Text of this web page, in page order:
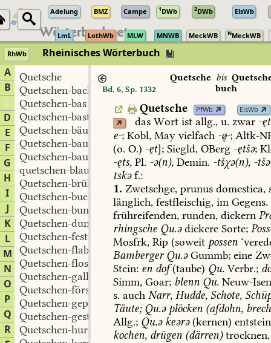
Adelung BMZ Campe 1DWb 2DWb ElsWb
LmL LothWb MLW MNWB MeckWB NMeckWB
RhWb
Rheinisches Wörterbuch
A
B
C
D
E
F
G
H
I
J
K
L
M
N
O
P
Q
R
Quetsche
Quetschen-backen
Quetschen-bas
Quetschen-bastert
Quetschen-bäuche
Quetschen-bauer
Quetschen-baum
quetschen-blau
Quetschen-brühe
Quetschen-buch
Quetschen-bunes
Quetschen-dung
Quetschen-fest
Quetschen-flabbes
Quetschen-flos
Quetschen-gallet
Quetschen-förster
Quetschen-gepritsche
Quetschen-gestovs
Quetschen-hurde
Bd. 6, Sp. 1332
Quetsche bis
buch
Quetsche PfWb ElsWb
dasWortistallg.,u. zwar -
e-; Kobl, May vielfach --; Altk-
(o. O.) -ęt]; Siegld, OBerg -ętšə;
-ęts, Pl. -ə(n), Demin. -tšχə(n), -
tskəf.:
1. Zwetschge, prunus domestica,
länglich, festfleischig, im Gegens.
frühreifenden, runden, dickern
rhingsche Qu.ədickere Sorte;
Mosfrk, Rip (soweit possen
BambergerQu.ə Gummb; eine
Stein: en dof(taube) Qu. Verbr.;
Simm, Goar; blenn Qu. Neuw-
s. auch Narr, Hudde, Schote,
Täute;Qu.əplöcken (afdohn,
Allg.; Qu.əkeərə(kernen)
kochen, drügen (därren)trocknen,